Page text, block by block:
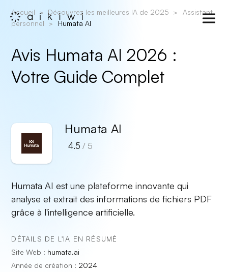
Accueil Découvrez les meilleures IA de 2025
Assistant
personnel
Humata AI
Avis Humata AI 2026 :
Votre Guide Complet
Humata AI
4.5 / 5
Humata AI est une plateforme innovante qui
analyse et extrait des informations de fichiers PDF
grâce à l'intelligence artificielle.
DÉTAILS DE L'IA EN RÉSUMÉ
Site Web : humata.ai
Année de création : 2024